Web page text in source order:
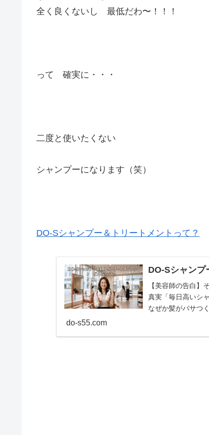
全く良くないし 最低だわ〜！！！
って 確実に・・・
二度と使いたくない
シャンプーになります（笑）
DO-Sシャンプー＆トリートメントって？
DO-Sシャンプ
【美容師の告白】
真実「毎日高いシ
なぜか髪がパサつ
do-s55.com